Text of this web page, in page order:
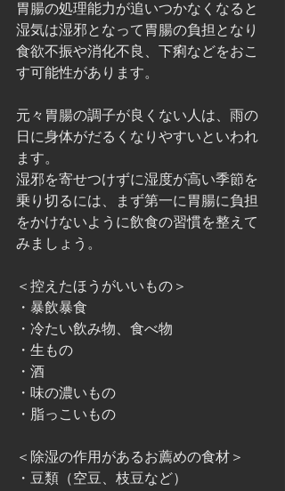
胃腸の処理能力が追いつかなくなると
湿気は湿邪となって胃腸の負担となり
食欲不振や消化不良、下痢などをおこ
す可能性があります。
元々胃腸の調子が良くない人は、雨の
日に身体がだるくなりやすいといわれ
ます。
湿邪を寄せつけずに湿度が高い季節を
乗り切るには、まず第一に胃腸に負担
をかけないように飲食の習慣を整えて
みましょう。
＜控えたほうがいいもの＞
・暴飲暴食
・冷たい飲み物、食べ物
・生もの
・酒
・味の濃いもの
・脂っこいもの
＜除湿の作用があるお薦めの食材＞
・豆類（空豆、枝豆など）